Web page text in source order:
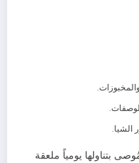
الشيا.
بتناولها يومياً ملعقة